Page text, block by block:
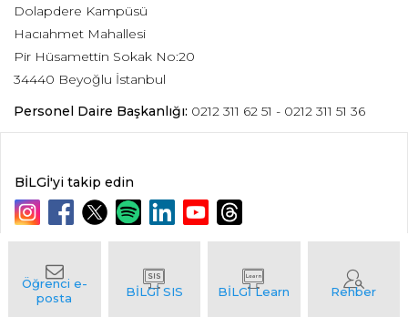
Dolapdere Kampüsü
Hacıahmet Mahallesi
Pir Hüsamettin Sokak No:20
34440 Beyoğlu İstanbul
Personel Daire Başkanlığı: 0212 311 62 51 - 0212 311 51 36
BİLGİ'yi takip edin